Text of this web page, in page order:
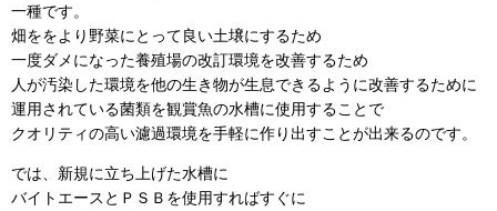
一種です。
畑ををより野菜にとって良い土壌にするため
一度ダメになった養殖場の改訂環境を改善するため
人が汚染した環境を他の生き物が生息できるように改善するために
運用されている菌類を観賞魚の水槽に使用することで
クオリティの高い濾過環境を手軽に作り出すことが出来るのです。
では、新規に立ち上げた水槽に
バイトエースとＰＳＢを使用すればすぐに